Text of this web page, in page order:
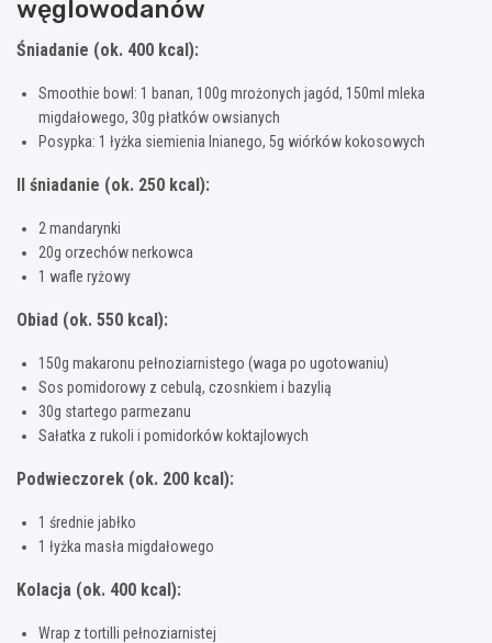
węglowodanów
Śniadanie (ok. 400 kcal):
Smoothie bowl: 1 banan, 100g mrożonych jagód, 150ml mleka
migdałowego, 30g płatków owsianych
Posypka: 1 łyżka siemienia lnianego, 5g wiórków kokosowych
II śniadanie (ok. 250 kcal):
2 mandarynki
20g orzechów nerkowca
1 wafle ryżowy
Obiad (ok. 550 kcal):
150g makaronu pełnoziarnistego (waga po ugotowaniu)
Sos pomidorowy z cebulą, czosnkiem i bazylią
30g startego parmezanu
Sałatka z rukoli i pomidorków koktajlowych
Podwieczorek (ok. 200 kcal):
1 średnie jabłko
1 łyżka masła migdałowego
Kolacja (ok. 400 kcal):
Wrap z tortilli pełnoziarnistej